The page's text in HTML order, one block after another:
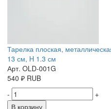
Тарелка плоская,
13 см, H 1.3 см
Арт. OLD-001G
540 ₽ RUB
-
+
В корзину